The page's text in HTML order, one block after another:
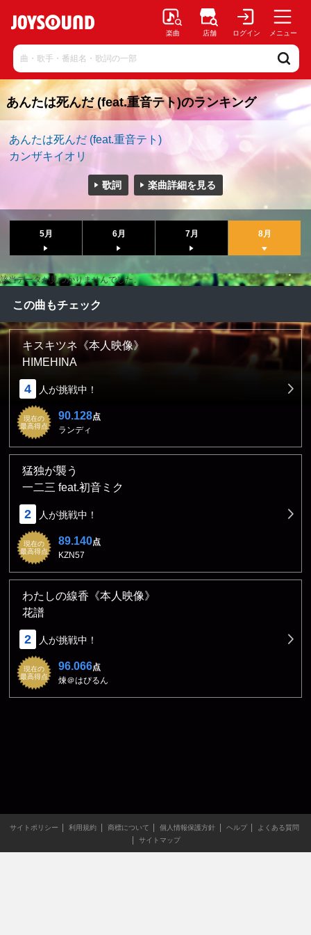
楽曲 店舗 ログイン メニュー
あんたは死んだ (feat.重音テト)のランキング
あんたは死んだ (feat.重音テト)
カンザキイオリ
歌詞 楽曲詳細を見る
5月 6月 7月 8月
該当データが見つかりませんでした。
この曲もチェック
キスキツネ《本人映像》
HIMEHINA
4 人が挑戦中！
現在の
最高得点
90.128点
ランディ
猛独が襲う
一二三 feat.初音ミク
2 人が挑戦中！
現在の
最高得点
89.140点
KZN57
わたしの線香《本人映像》
花譜
2 人が挑戦中！
現在の
最高得点
96.066点
煉＠はぴるん
サイトポリシー 利用規約 商標について 個人情報保護方針 ヘルプ
よくある質問
サイトマップ